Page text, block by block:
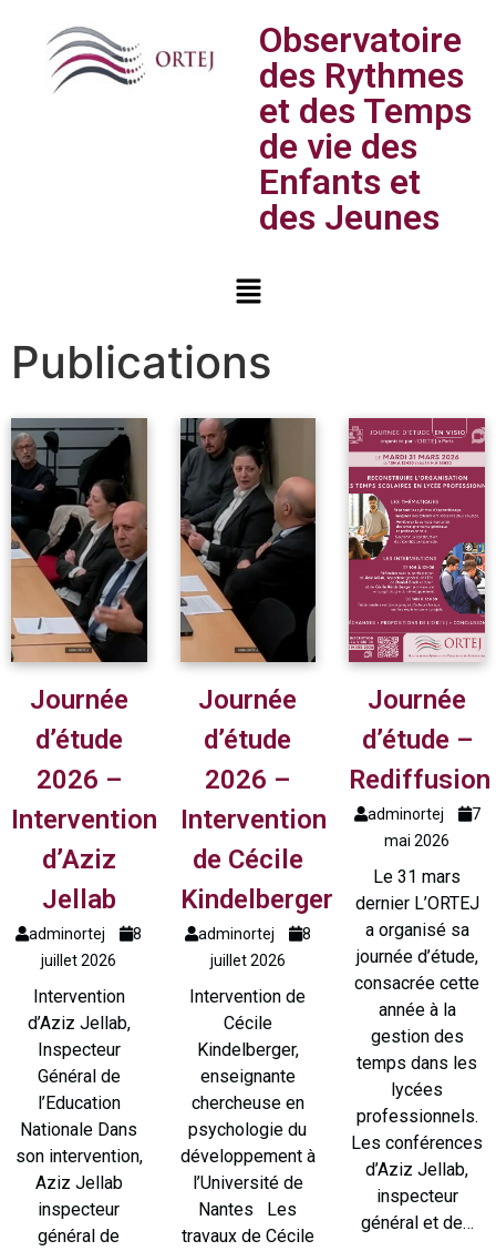
Observatoire
des Rythmes
et des Temps
de vie des
Enfants et
des Jeunes
Publications
Journée
d’étude
2026 –
Intervention
d’Aziz
Jellab
adminortej
8
juillet 2026
Intervention
d’Aziz Jellab,
Inspecteur
Général de
l’Education
Nationale Dans
son intervention,
Aziz Jellab
inspecteur
général de
Journée
d’étude
2026 –
Intervention
de Cécile
Kindelberger
adminortej
8
juillet 2026
Intervention de
Cécile
Kindelberger,
enseignante
chercheuse en
psychologie du
développement à
l’Université de
Nantes Les
travaux de Cécile
Journée
d’étude –
Rediffusion
adminortej
7
mai 2026
Le 31 mars
dernier L’ORTEJ
a organisé sa
journée d’étude,
consacrée cette
année à la
gestion des
temps dans les
lycées
professionnels.
Les conférences
d’Aziz Jellab,
inspecteur
général et de…